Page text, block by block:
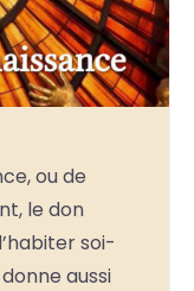
ou de
le don
soi-
aussi